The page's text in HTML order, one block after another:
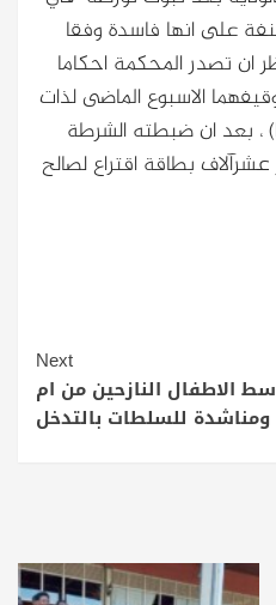
على انها فاسدة وفقا
ان تصدر المحكمة احكاما
الاسبوع الماضى لذات
، بعد ان ضبطته الشرطة
عشرآلاف بطاقة اقتراع لصالح
Next
الاطفال النازحين من ام
ومناشدة للسلطات بالتدخل